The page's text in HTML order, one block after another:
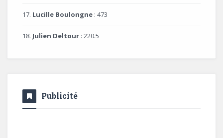
17. Lucille Boulongne : 473
18. Julien Deltour : 220.5
Publicité